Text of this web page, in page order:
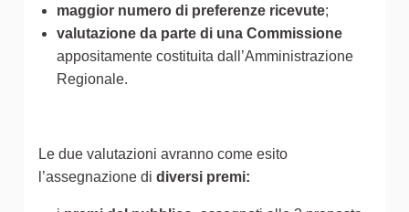
maggior numero di preferenze ricevute;
valutazione da parte di una Commissione
appositamente costituita dall’Amministrazione
Regionale.
Le due valutazioni avranno come esito
l’assegnazione di diversi premi: